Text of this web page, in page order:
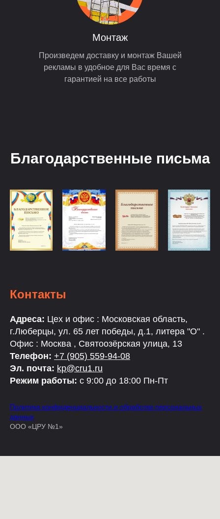
Произведем доставку и монтаж Вашей
рекламы в удобное для Вас время с
гарантией на все работы
Монтаж
Благодарственные письма
Контакты
Адреса: Цех и офис : Московская область,
г.Люберцы, ул. 65 лет победы, д.1, литера "О" .
Офис : Москва , Святоозёрская улица, 13
Телефон: +7 (905) 559-94-08
Эл. почта: kp@cru1.ru
Режим работы: с 9:00 до 18:00 Пн-Пт
Политика конфиденциальности и обработки персональных
данных
ООО «ЦРУ №1»